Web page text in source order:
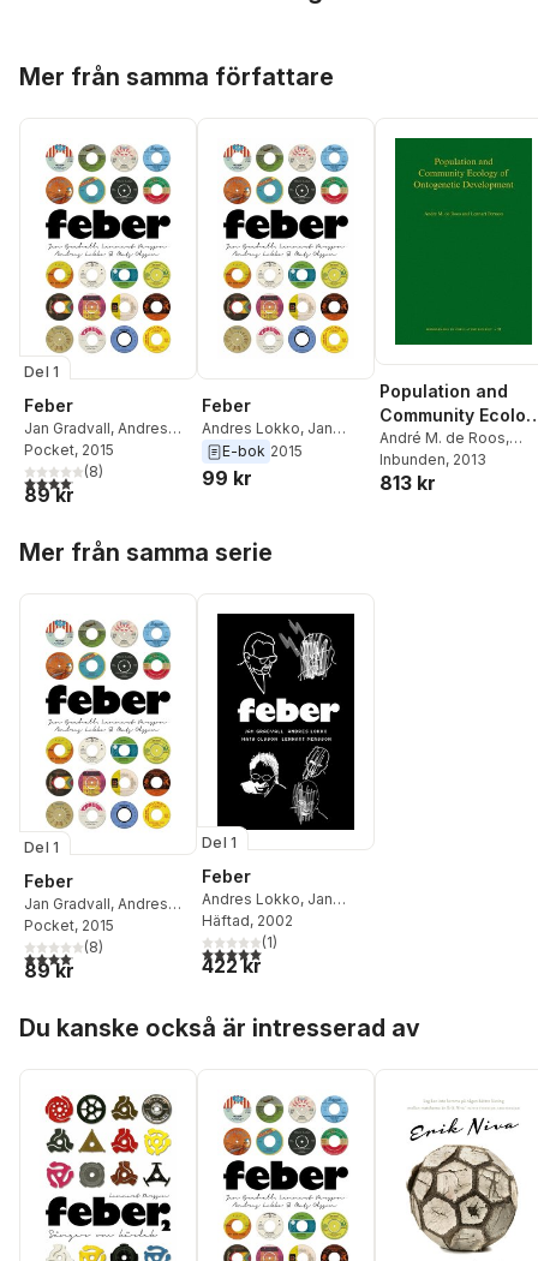
Mer från samma författare
Del 1
Feber
Jan Gradvall, Andres
Lokko,Mats Olsson
Lennart Persson
Pocket, 2015
4,1utav 5 stjärnor. Totalt antal röster:
(8)
89 kr
Feber
Andres Lokko, Jan
Gradvall, Mats Olsson
Lennart Persson
E-bok 2015
99 kr
Population and
Community
of Ontogenetic
Development
André M. de Roos,
Lennart Persson
Inbunden, 2013
813 kr
Mer från samma serie
Del 1
Feber
Jan Gradvall, Andres
Lokko,Mats Olsson
Lennart Persson
Pocket, 2015
4,1utav 5 stjärnor. Totalt antal röster:
(8)
89 kr
Del 1
Feber
Andres Lokko, Jan
Gradval ,Lennart
Persson,Mats Olsson
Häftad, 2002
5,0utav 5 stjärnor. Totalt antal röster:
(1)
422 kr
Du kanske också är intresserad av